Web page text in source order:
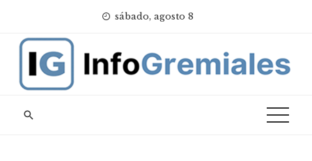
content
sábado, agosto 8